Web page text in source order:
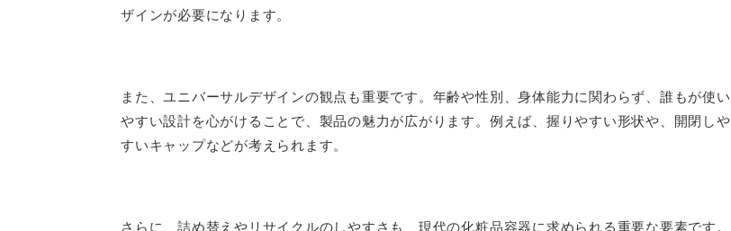
ザインが必要になります。
また、ユニバーサルデザインの観点も重要です。年齢や性別、身体能力に関わらず、誰もが使い
やすい設計を心がけることで、製品の魅力が広がります。例えば、握りやすい形状や、開閉しや
すいキャップなどが考えられます。
さらに、詰め替えやリサイクルのしやすさも、現代の化粧品容器に求められる重要な要素です。